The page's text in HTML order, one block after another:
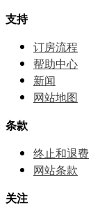
支持
订房流程
帮助中⼼
新闻
网站地图
条款
终止和退费
网站条款
关注